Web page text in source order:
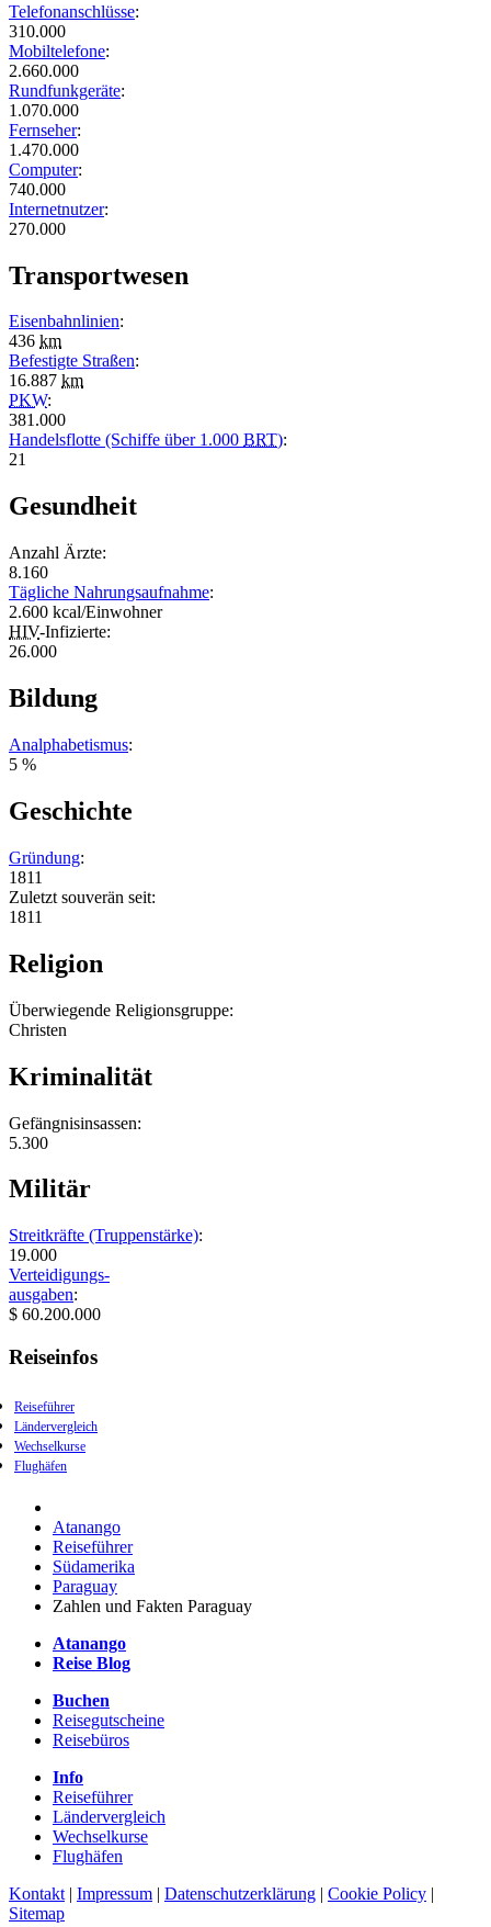
Telefonanschlüsse:
310.000
Mobiltelefone:
2.660.000
Rundfunkgeräte:
1.070.000
Fernseher:
1.470.000
Computer:
740.000
Internetnutzer:
270.000
Transportwesen
Eisenbahnlinien:
436 km
Befestigte Straßen:
16.887 km
PKW:
381.000
Handelsflotte (Schiffe über 1.000 BRT):
21
Gesundheit
Anzahl Ärzte:
8.160
Tägliche Nahrungsaufnahme:
2.600 kcal/Einwohner
HIV-Infizierte:
26.000
Bildung
Analphabetismus:
5 %
Geschichte
Gründung:
1811
Zuletzt souverän seit:
1811
Religion
Überwiegende Religionsgruppe:
Christen
Kriminalität
Gefängnisinsassen:
5.300
Militär
Streitkräfte (Truppenstärke):
19.000
Verteidigungs-
ausgaben:
$ 60.200.000
Reiseinfos
Reiseführer
Ländervergleich
Wechselkurse
Flughäfen
Atanango
Reiseführer
Südamerika
Paraguay
Zahlen und Fakten Paraguay
Atanango
Reise Blog
Buchen
Reisegutscheine
Reisebüros
Info
Reiseführer
Ländervergleich
Wechselkurse
Flughäfen
Kontakt | Impressum | Datenschutzerklärung | Cookie Policy |
Sitemap